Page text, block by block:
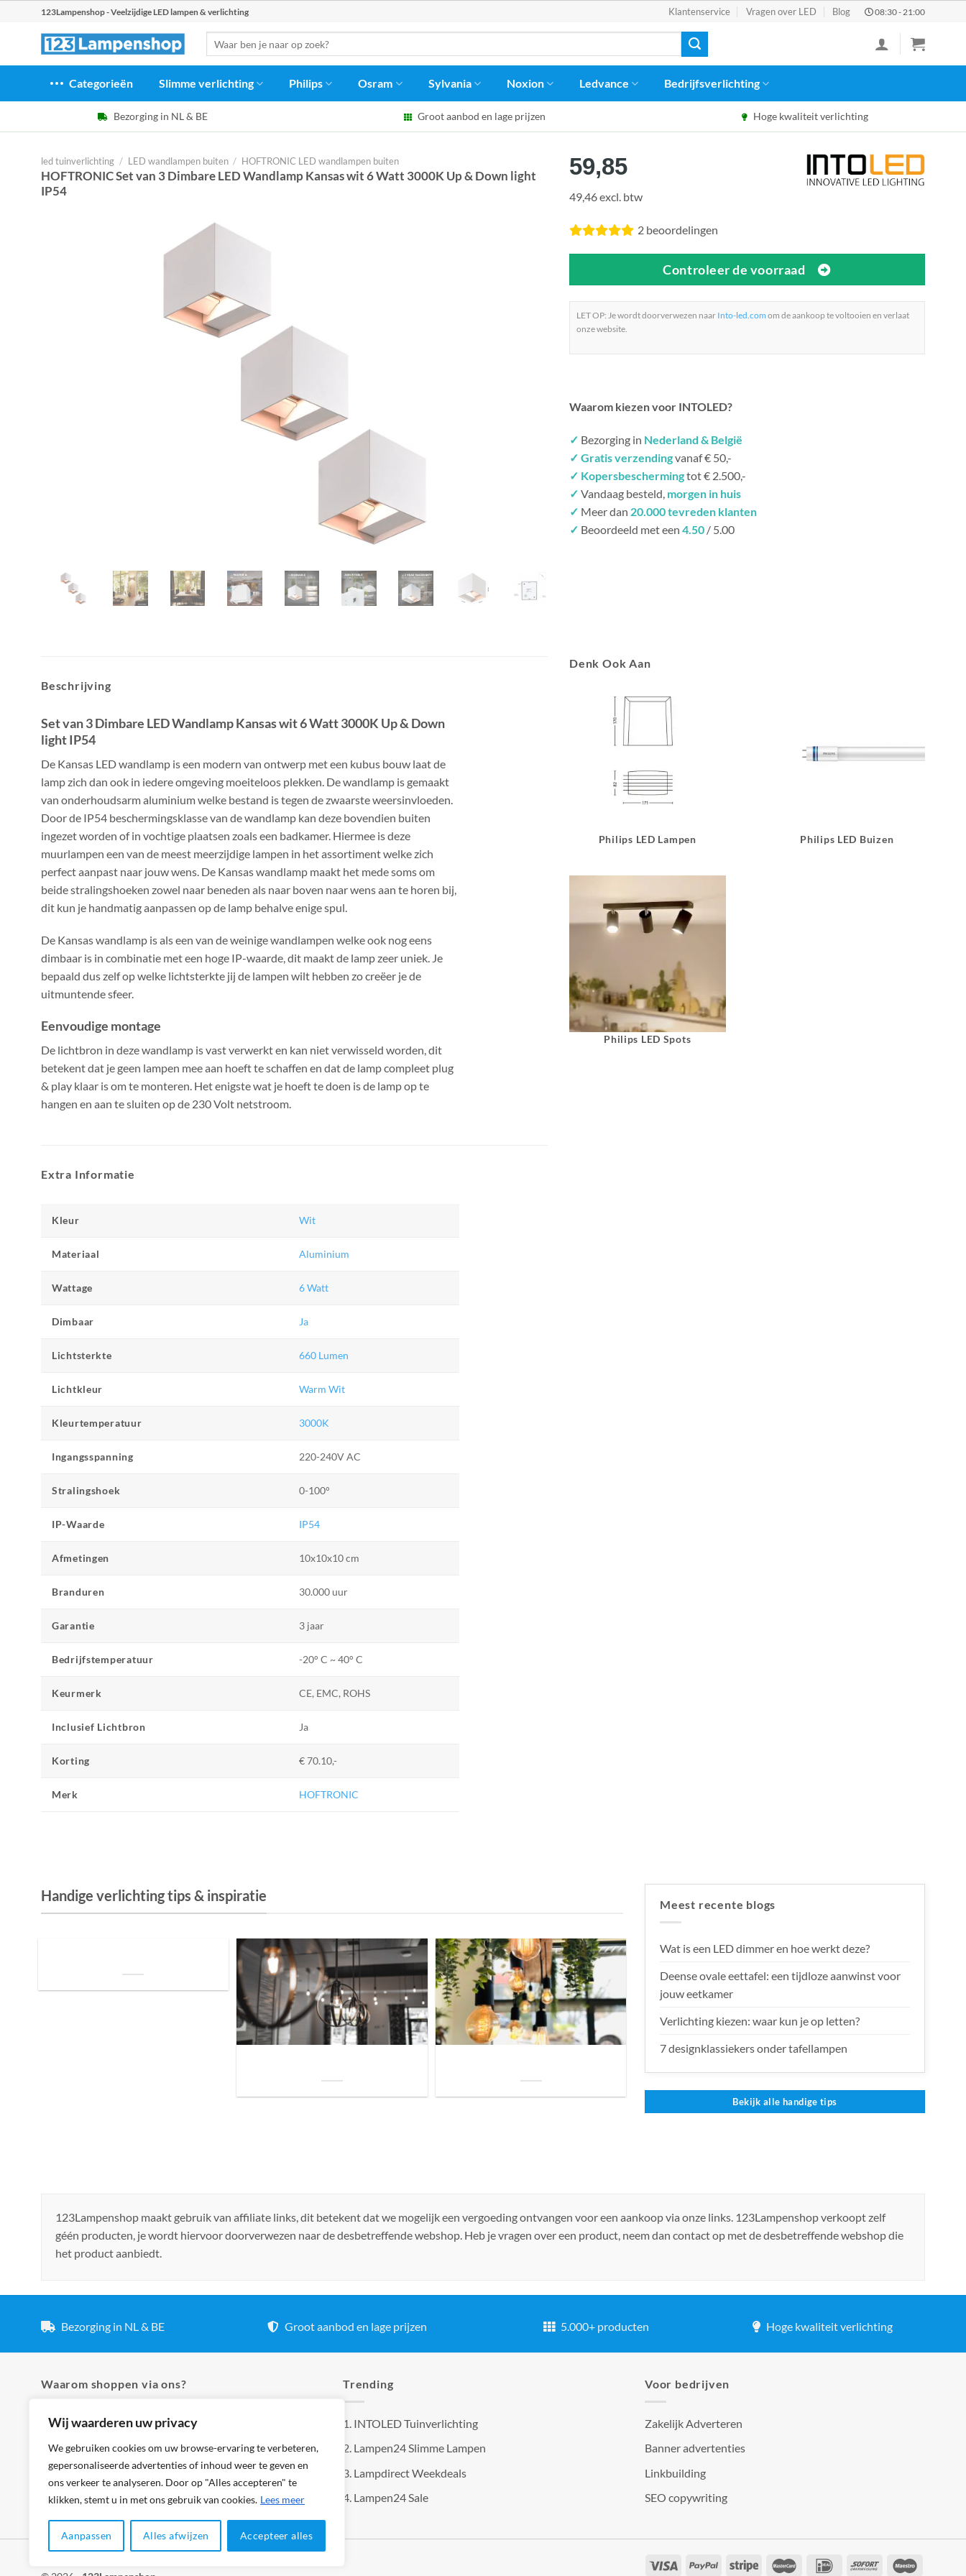
Wij waarderen uw privacy
We gebruiken cookies om uw browse-ervaring te verbeteren,
gepersonaliseerde advertenties of inhoud weer te geven en
ons verkeer te analyseren. Door op "Alles accepteren" te
klikken, stemt u in met ons gebruik van cookies. Lees meer
Aanpassen Alles afwijzen Accepteer alles
123Lampenshop - Veelzijdige LED lampen & verlichting Klantenservice Vragen over LED Blog 08:30 - 21:00
naar:
Categorieën Slimme verlichting Philips Osram Sylvania Noxion Ledvance Bedrijfsverlichting
Bezorging in NL & BE Groot aanbod en lage prijzen Hoge kwaliteit verlichting
led tuinverlichting / LED wandlampen buiten / HOFTRONIC LED wandlampen buiten
HOFTRONIC Set van 3 Dimbare LED Wandlamp Kansas wit 6 Watt 3000K Up & Down light
IP54
59,85
49,46 excl. btw
2 beoordelingen
Controleer de voorraad
LET OP: Je wordt doorverwezen naar Into-led.com om de aankoop te voltooien en verlaat
onze website.
Waarom kiezen voor INTOLED?
✓ Bezorging in Nederland & België
✓ Gratis verzendingvanaf € 50,-
✓ Kopersbeschermingtot € 2.500,-
✓ Vandaag besteld, morgen in huis
✓ Meer dan 20.000 tevreden klanten
✓ Beoordeeld met een 4.50 / 5.00
Beschrijving
Set van 3 Dimbare LED Wandlamp Kansas wit 6 Watt 3000K Up & Down
light IP54
De Kansas LED wandlamp is een modern van ontwerp met een kubus bouw laat de
lamp zich dan ook in iedere omgeving moeiteloos plekken. De wandlamp is gemaakt
van onderhoudsarm aluminium welke bestand is tegen de zwaarste weersinvloeden.
Door de IP54 beschermingsklasse van de wandlamp kan deze bovendien buiten
ingezet worden of in vochtige plaatsen zoals een badkamer. Hiermee is deze
muurlampen een van de meest meerzijdige lampen in het assortiment welke zich
perfect aanpast naar jouw wens. De Kansas wandlamp maakt het mede soms om
beide stralingshoeken zowel naar beneden als naar boven naar wens aan te horen bij,
dit kun je handmatig aanpassen op de lamp behalve enige spul.
De Kansas wandlamp is als een van de weinige wandlampen welke ook nog eens
dimbaar is in combinatie met een hoge IP-waarde, dit maakt de lamp zeer uniek. Je
bepaald dus zelf op welke lichtsterkte jij de lampen wilt hebben zo creëer je de
uitmuntende sfeer.
Eenvoudige montage
De lichtbron in deze wandlamp is vast verwerkt en kan niet verwisseld worden, dit
betekent dat je geen lampen mee aan hoeft te schaffen en dat de lamp compleet plug
& play klaar is om te monteren. Het enigste wat je hoeft te doen is de lamp op te
hangen en aan te sluiten op de 230 Volt netstroom.
Extra Informatie
Kleur Wit
Materiaal Aluminium
Wattage 6 Watt
Dimbaar Ja
Lichtsterkte 660 Lumen
Lichtkleur Warm Wit
Kleurtemperatuur 3000K
Ingangsspanning 220-240V AC
Stralingshoek 0-100°
IP-Waarde IP54
Afmetingen 10x10x10 cm
Branduren 30.000 uur
Garantie 3 jaar
Bedrijfstemperatuur -20° C ~ 40° C
Keurmerk CE, EMC, ROHS
Inclusief Lichtbron Ja
Korting € 70.10,-
Merk HOFTRONIC
Denk Ook Aan
Philips LED Lampen Philips LED Buizen
Philips LED Spots
Handige verlichting tips & inspiratie
Meest recente blogs
Wat is een LED dimmer en hoe werkt deze?
Deense ovale eettafel: een tijdloze aanwinst voor
jouw eetkamer
Verlichting kiezen: waar kun je op letten?
7 designklassiekers onder tafellampen
Bekijk alle handige tips
123Lampenshop maakt gebruik van affiliate links, dit betekent dat we mogelijk een vergoeding ontvangen voor een aankoop via onze links. 123Lampenshop verkoopt zelf
géén producten, je wordt hiervoor doorverwezen naar de desbetreffende webshop. Heb je vragen over een product, neem dan contact op met de desbetreffende webshop die
het product aanbiedt.
Bezorging in NL & BE Groot aanbod en lage prijzen 5.000+ producten Hoge kwaliteit verlichting
Waarom shoppen via ons?
✓ Hoogste kwaliteit lampen
✓ Meer dan 5.000 producten
✓ Groot aanbod en lage prijzen
✓ Bezorging in NL & BE
Trending
1. INTOLED Tuinverlichting
2. Lampen24 Slimme Lampen
3. Lampdirect Weekdeals
4. Lampen24 Sale
Voor bedrijven
Zakelijk Adverteren
Banner advertenties
Linkbuilding
SEO copywriting
Klantenservice Cookies Privacybeleid Disclaimer